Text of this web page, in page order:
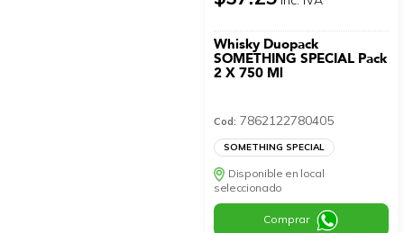
Whisky Duopack
SOMETHING SPECIAL Pack
2 X 750 Ml
Cod: 7862122780405
SOMETHING SPECIAL
Disponible en local
seleccionado
Comprar